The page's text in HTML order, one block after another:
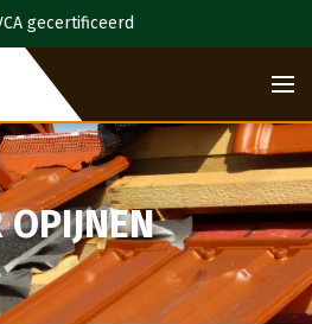
gecertificeerd